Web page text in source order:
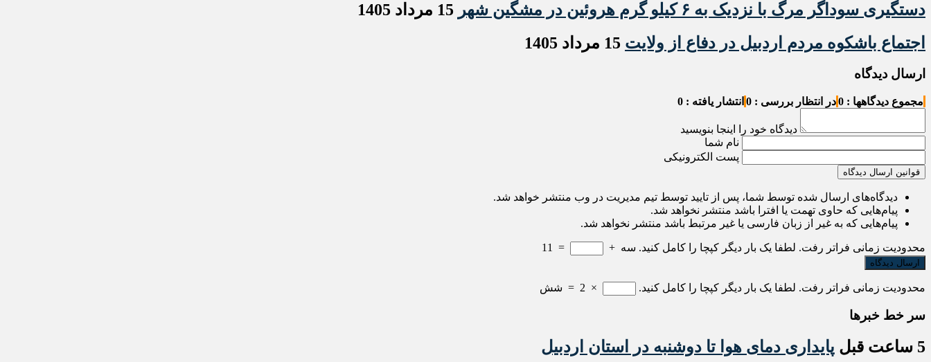
دستگیری سوداگر مرگ با نزدیک به ۶ کیلو گرم هروئین در مشگین شهر
اجتماع باشکوه مردم اردبیل در دفاع از ولایت
ارسال دیدگاه
مجموع دیدگاهها : 0 در انتظار بررسی : 0 انتشار یافته : 0
دیدگاه خود را اینجا بنویسید
نام شما
پست الکترونیکی
قوانین ارسال دیدگاه
دیدگاه‌های ارسال شده توسط شما، پس از تایید توسط تیم مدیریت در وب منتشر خواهد شد.
پیام‌هایی که حاوی تهمت یا افترا باشد منتشر نخواهد شد.
پیام‌هایی که به غیر از زبان فارسی یا غیر مرتبط باشد منتشر نخواهد شد.
محدودیت زمانی فراتر رفت. لطفا یک بار دیگر کپچا را کامل کنید. سه +
=
11
محدودیت زمانی فراتر رفت. لطفا یک بار دیگر کپچا را کامل کنید. ×
2
= شش
سر خط خبرها
5 ساعت قبل
پایداری دمای هوا تا دوشنبه در استان اردبیل